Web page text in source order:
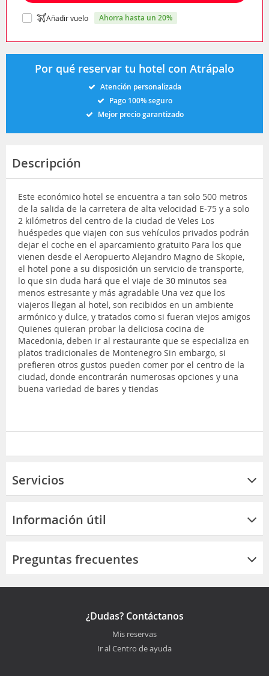
Añadir vuelo ahorra hasta un 20%
Por qué reservar tu hotel con Atrápalo
Atención personalizada
Pago 100% seguro
Mejor precio garantizado
Descripción
Este económico hotel se encuentra a tan solo 500 metros
de la salida de la carretera de alta velocidad E-75 y a solo
2 kilómetros del centro de la ciudad de Veles Los
huéspedes que viajen con sus vehículos privados podrán
dejar el coche en el aparcamiento gratuito Para los que
vienen desde el Aeropuerto Alejandro Magno de Skopie,
el hotel pone a su disposición un servicio de transporte,
lo que sin duda hará que el viaje de 30 minutos sea
menos estresante y más agradable Una vez que los
viajeros llegan al hotel, son recibidos en un ambiente
armónico y dulce, y tratados como si fueran viejos amigos
Quienes quieran probar la deliciosa cocina de
Macedonia, deben ir al restaurante que se especializa en
platos tradicionales de Montenegro Sin embargo, si
prefieren otros gustos pueden comer por el centro de la
ciudad, donde encontrarán numerosas opciones y una
buena variedad de bares y tiendas
Servicios
Información útil
Preguntas frecuentes
¿Dudas? Contáctanos
Mis reservas
Ir al Centro de ayuda